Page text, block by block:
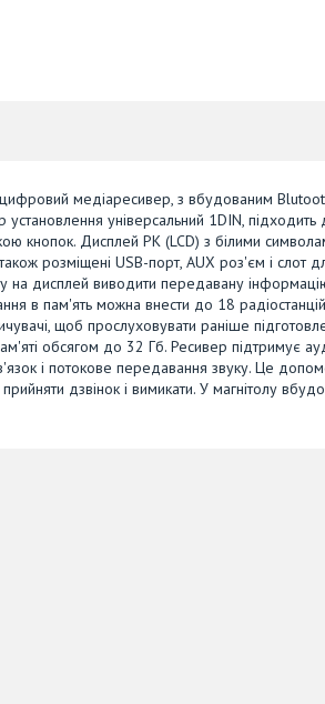
медіаресивер, з вбудованим
універсальний 1DIN, підходить
кнопок. Дисплей РК (LCD) з білими
розміщені USB-порт, AUX роз'єм і слот
на дисплей виводити передавану
в пам'ять можна внести до 18
щоб прослуховувати раніше
обсягом до 32 Гб. Ресивер підтримує
і потокове передавання звуку. Це
дзвінок і вимикати. У магнітолу